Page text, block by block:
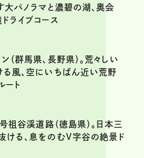
パノラマと濃碧の湖、奥会
ライブコース
（群馬県、長野県）。荒々しい
る風、空にいちばん近い荒野
ート
祖谷渓道路（徳島県）。日本三
ける、息をのむV字谷の絶景ド